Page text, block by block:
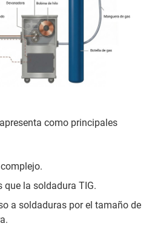
como principales
que la soldadura TIG.
a soldaduras por el tamaño de